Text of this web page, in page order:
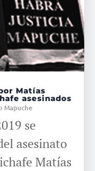
Matías
asesinados
Mapuche
se
asesinato
Matías